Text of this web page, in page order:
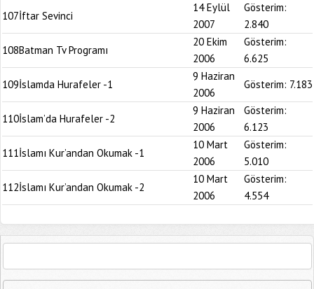
107İftar Sevinci
14 Eylül
2007
Gösterim:
2.840
108Batman Tv Programı
20 Ekim
2006
Gösterim:
6.625
109İslamda Hurafeler -1
9 Haziran
2006
Gösterim: 7.183
110İslam’da Hurafeler -2
9 Haziran
2006
Gösterim:
6.123
111İslamı Kur’andan Okumak -1
10 Mart
2006
Gösterim:
5.010
112İslamı Kur’andan Okumak -2
10 Mart
2006
Gösterim:
4.554